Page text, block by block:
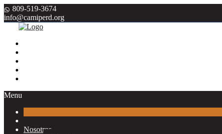
809-519-3674
info@camiperd.org
Menu
Nosotros